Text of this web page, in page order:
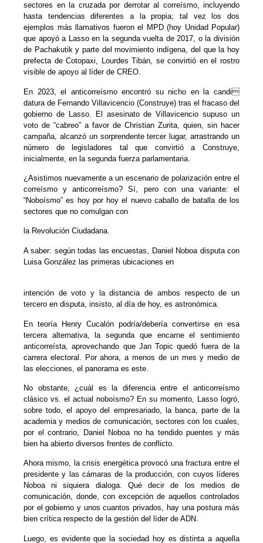
sectores en la cruzada por derrotar al correísmo, incluyendo
hasta tendencias diferentes a la propia; tal vez los dos
ejemplos más llamativos fueron el MPD (hoy Unidad Popular)
que apoyó a Lasso en la segunda vuelta de 2017, o la división
de Pachakutik y parte del movimiento indígena, del que la hoy
prefecta de Cotopaxi, Lourdes Tibán, se convirtió en el rostro
visible de apoyo al líder de CREO.
En 2023, el anticorreísmo encontró su nicho en la candi
datura de Fernando Villavicencio (Construye) tras el fracaso del
gobierno de Lasso. El asesinato de Villavicencio supuso un
voto de “cabreo” a favor de Christian Zurita, quien, sin hacer
campaña, alcanzó un sorprendente tercer lugar, arrastrando un
número de legisladores tal que convirtió a Construye,
inicialmente, en la segunda fuerza parlamentaria.
¿Asistimos nuevamente a un escenario de polarización entre el
correísmo y anticorreísmo? Sí, pero con una variante: el
“Noboísmo” es hoy por hoy el nuevo caballo de batalla de los
sectores que no comulgan con
la Revolución Ciudadana.
A saber: según todas las encuestas, Daniel Noboa disputa con
Luisa González las primeras ubicaciones en
intención de voto y la distancia de ambos respecto de un
tercero en disputa, insisto, al día de hoy, es astronómica.
En teoría Henry Cucalón podría/debería convertirse en esa
tercera alternativa, la segunda que encarne el sentimiento
anticorreísta, aprovechando que Jan Topic quedó fuera de la
carrera electoral. Por ahora, a menos de un mes y medio de
las elecciones, el panorama es este.
No obstante, ¿cuál es la diferencia entre el anticorreísmo
clásico vs. el actual noboísmo? En su momento, Lasso logró,
sobre todo, el apoyo del empresariado, la banca, parte de la
academia y medios de comunicación, sectores con los cuales,
por el contrario, Daniel Noboa no ha tendido puentes y más
bien ha abierto diversos frentes de conflicto.
Ahora mismo, la crisis energética provocó una fractura entre el
presidente y las cámaras de la producción, con cuyos líderes
Noboa ni siquiera dialoga. Qué decir de los medios de
comunicación, donde, con excepción de aquellos controlados
por el gobierno y unos cuantos privados, hay una postura más
bien crítica respecto de la gestión del líder de ADN.
Luego, es evidente que la sociedad hoy es distinta a aquella